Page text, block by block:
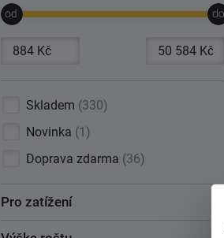
Skladem 330
Novinka 1
Doprava zdarma 36
Pro zatížení